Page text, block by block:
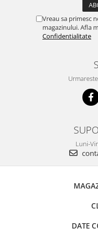
Vreau sa primesc
magazinului. Afla
Confidentialitate
Luni-
DATE